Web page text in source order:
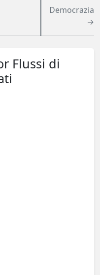
Democrazia
→
Flussi di